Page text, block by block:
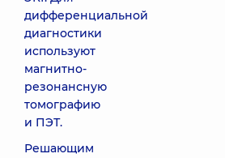
дифференциальной
диагностики
используют
магнитно-
резонансную
томографию
и ПЭТ.
Решающим